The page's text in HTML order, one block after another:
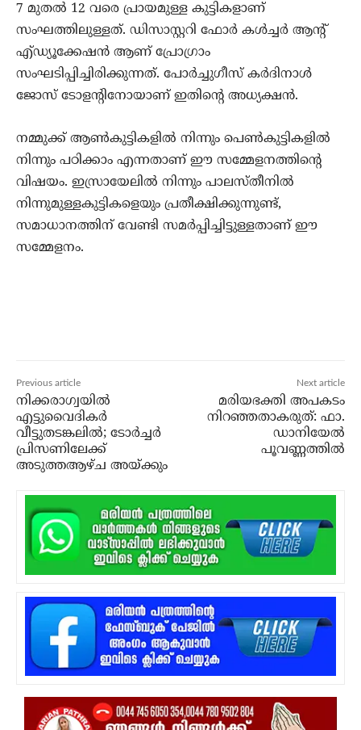
7 മുതല്‍ 12 വരെ പ്രായമുള്ള കുട്ടികളാണ്
സംഘത്തിലുള്ളത്. ഡിസാസ്റ്ററി ഫോര്‍ കള്‍ച്ചര്‍ ആന്റ്
എ്ഡ്യൂക്കേഷന്‍ ആണ് പ്രോഗ്രാം
സംഘടിപ്പിച്ചിരിക്കുന്നത്. പോര്‍ച്ചുഗീസ് കര്‍ദിനാള്‍
ജോസ് ടോളന്റിനോയാണ് ഇതിന്റെ അധ്യക്ഷന്‍.
നമ്മുക്ക് ആണ്‍കുട്ടികളില്‍ നിന്നും പെണ്‍കുട്ടികളില്‍
നിന്നും പഠിക്കാം എന്നതാണ് ഈ സമ്മേളനത്തിന്റെ
വിഷയം. ഇസ്രായേലില്‍ നിന്നും പാലസ്തീനില്‍
നിന്നുമുള്ളകുട്ടികളെയും പ്രതീക്ഷിക്കുന്നുണ്ട്,
സമാധാനത്തിന് വേണ്ടി സമര്‍പ്പിച്ചിട്ടുള്ളതാണ് ഈ
സമ്മേളനം.
Previous article
നിക്കരാഗ്വയില്‍
എട്ടുവൈദികര്‍
വീട്ടുതടങ്കലില്‍; ടോര്‍ച്ചര്‍
പ്രിസണിലേക്ക്
അടുത്തആഴ്ച അയ്ക്കും
Next article
മരിയഭക്തി അപകടം
നിറഞ്ഞതാകരുത്: ഫാ.
ഡാനിയേല്‍
പൂവണ്ണത്തില്‍